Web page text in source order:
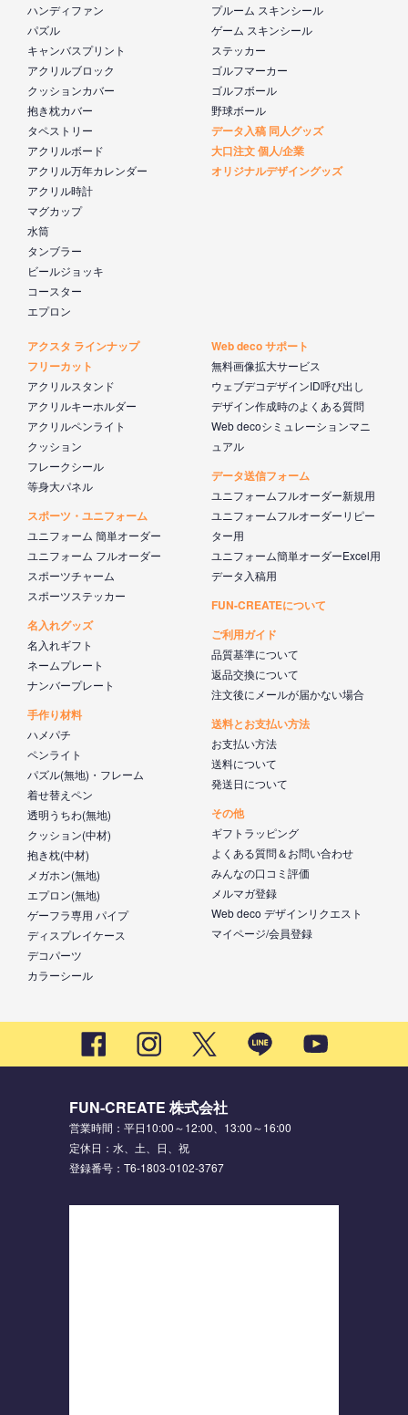
ハンディファン
パズル
キャンバスプリント
アクリルブロック
クッションカバー
抱き枕カバー
タペストリー
アクリルボード
アクリル万年カレンダー
アクリル時計
マグカップ
水筒
タンブラー
ビールジョッキ
コースター
エプロン
プルーム スキンシール
ゲーム スキンシール
ステッカー
ゴルフマーカー
ゴルフボール
野球ボール
データ入稿 同人グッズ
大口注文 個人/企業
オリジナルデザイングッズ
アクスタ ラインナップ
フリーカット
アクリルスタンド
アクリルキーホルダー
アクリルペンライト
クッション
フレークシール
等身大パネル
スポーツ・ユニフォーム
ユニフォーム 簡単オーダー
ユニフォーム フルオーダー
スポーツチャーム
スポーツステッカー
名入れグッズ
名入れギフト
ネームプレート
ナンバープレート
手作り材料
ハメパチ
ペンライト
パズル(無地)・フレーム
着せ替えペン
透明うちわ(無地)
クッション(中材)
抱き枕(中材)
メガホン(無地)
エプロン(無地)
ゲーフラ専用 パイプ
ディスプレイケース
デコパーツ
カラーシール
Web deco サポート
無料画像拡大サービス
ウェブデコデザインID呼び出し
デザイン作成時のよくある質問
Web decoシミュレーションマニ
ュアル
データ送信フォーム
ユニフォームフルオーダー新規用
ユニフォームフルオーダーリピー
ター用
ユニフォーム簡単オーダーExcel用
データ入稿用
FUN-CREATEについて
ご利用ガイド
品質基準について
返品交換について
注文後にメールが届かない場合
送料とお支払い方法
お支払い方法
送料について
発送日について
その他
ギフトラッピング
よくある質問＆お問い合わせ
みんなの口コミ評価
メルマガ登録
Web deco デザインリクエスト
マイページ/会員登録
FUN-CREATE 株式会社
営業時間：平日10:00～12:00、13:00～16:00
定休日：水、土、日、祝
登録番号：T6-1803-0102-3767